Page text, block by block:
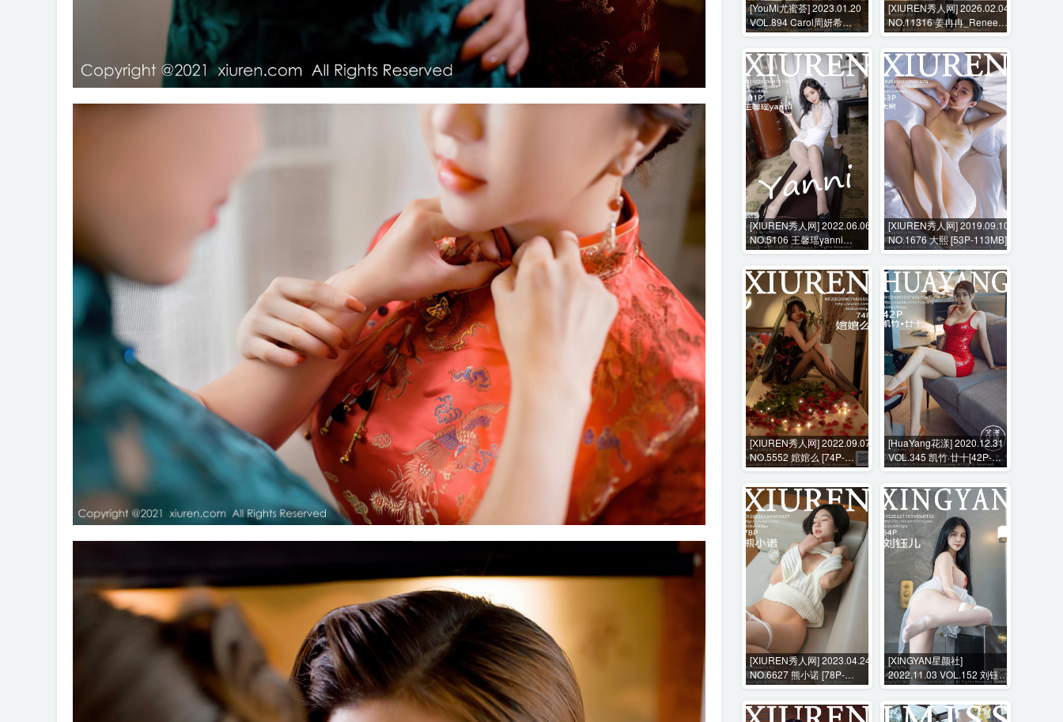
[YouMi尤蜜荟] 2023.01.20
VOL.894 Carol周妍希
[110P-924MB]
[XIUREN秀人网] 2026.02.04
NO.11316 姜冉冉_Renee@
[76P-1005MB]
[XIUREN秀人网] 2022.06.06
NO.5106 王馨瑶yanni
[101P-833MB]
[XIUREN秀人网] 2019.09.10
NO.1676 大熙 [53P-113MB]
[XIUREN秀人网] 2022.09.07
NO.5552 婠婠么 [74P-
581MB]
[HuaYang花漾] 2020.12.31
VOL.345 凯竹·廿十[42P-
477MB]
[XIUREN秀人网] 2023.04.24
NO.6627 熊小诺 [78P-
749MB]
[XINGYAN星颜社]
2022.11.03 VOL.152 刘钰儿
[64P-525MB]